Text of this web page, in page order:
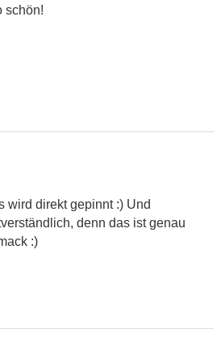
schön!
wird direkt gepinnt :) Und
denn das ist genau
:)